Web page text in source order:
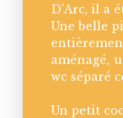
D'Arc, il a
Une belle
aménagé,
wc séparé
Un petit